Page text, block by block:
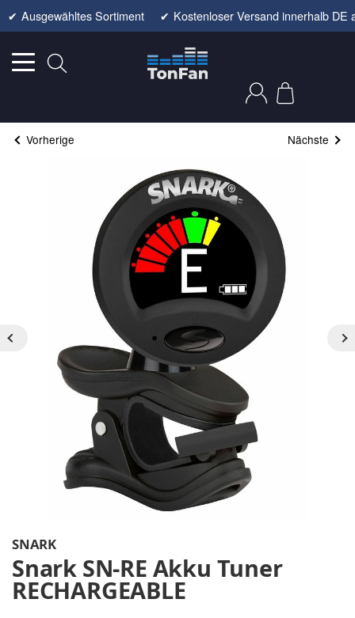
✔ Ausgewähltes Sortiment ✔ Kostenloser Versand innerhalb DE
Vorherige Nächste
SNARK
Snark SN-RE Akku Tuner
RECHARGEABLE